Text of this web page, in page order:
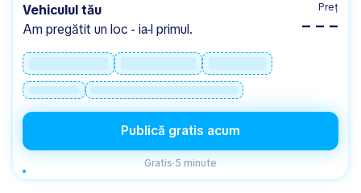
Vehiculul tău
Am pregătit un loc - ia-l primul.
Preț
– – –
Publică gratis acum
Gratis·5 minute